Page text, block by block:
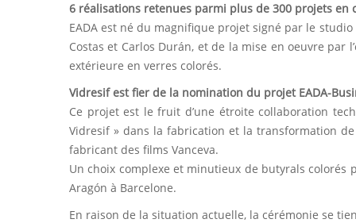
6 réalisations retenues parmi plus de 300 projets en
EADA est né du magnifique projet signé par le studio
Costas et Carlos Durán, et de la mise en oeuvre
extérieure en verres colorés.
Vidresif est fier de la nomination du projet EADA-
Ce projet est le fruit d’une étroite collaboration
Vidresif » dans la fabrication et la transformation de
fabricant des films Vanceva.
Un choix complexe et minutieux de butyrals colorés
Aragón à Barcelone.
En raison de la situation actuelle, la cérémonie se